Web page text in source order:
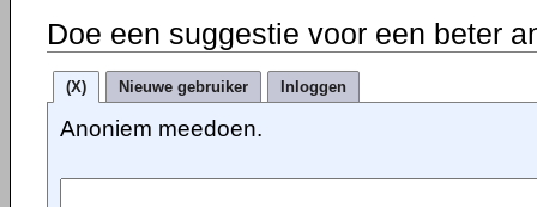
Doe een suggestie voor een beter
(X) Nieuwe gebruiker Inloggen
Anoniem meedoen.